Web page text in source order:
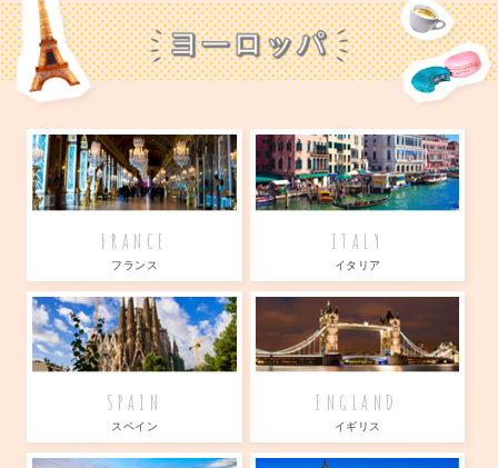
FRANCE
フランス
ITALY
イタリア
SPAIN
スペイン
ENGLAND
イギリス